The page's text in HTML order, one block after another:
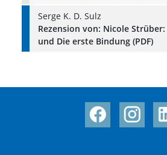
Serge K. D. Sulz
Rezension von: Nicole
und Die erste Bindung (PDF)